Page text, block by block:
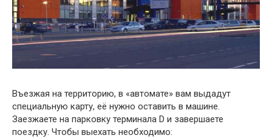
Въезжая на территорию, в «автомате» вам выдадут
специальную карту, её нужно оставить в машине.
Заезжаете на парковку терминала D и завершаете
поездку. Чтобы выехать необходимо: